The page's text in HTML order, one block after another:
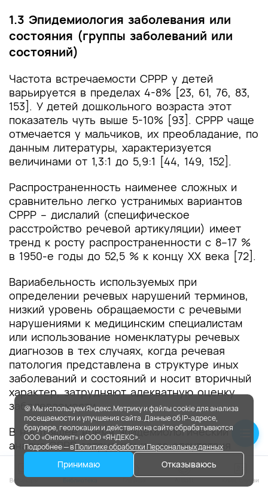
1.3 Эпидемиология заболевания или
состояния (группы заболеваний или
состояний)
Частота встречаемости СРРР у детей
варьируется в пределах 4-8% [23, 61, 76, 83,
153]. У детей дошкольного возраста этот
показатель чуть выше 5-10% [93]. СРРР чаще
отмечается у мальчиков, их преобладание, по
данным литературы, характеризуется
величинами от 1,3:1 до 5,9:1 [44, 149, 152].
Распространенность наименее сложных и
сравнительно легко устранимых вариантов
СРРР – дислалий (специфическое
расстройство речевой артикуляции) имеет
тренд к росту распространенности с 8–17 %
в 1950-е годы до 52,5 % к концу ХХ века [72].
Вариабельность используемых при
определении речевых нарушений терминов,
низкий уровень обращаемости с речевыми
нарушениями к медицинским специалистам
или использование номенклатуры речевых
диагнозов в тех случаях, когда речевая
патология представлена в структуре иных
заболеваний и состояний и носит вторичный
характер, затрудняют адекватную оценку
заболеваемости.
В настоящее время эпидемиологический
анализ СРРР затруднен из-за отсутствия
статистических данных о
распространенности нарушений речи у детей
🍪 Мы используем Яндекс.Метрику и файлы cookie для анализа
посещаемости и улучшения сайта. Данные об IP-адресе,
браузере, геолокации и действиях на сайте обрабатываются
ООО «Онпоинт» и ООО «ЯНДЕКС».
Подробнее — вПолитике обработки Персональных данных
Принимаю Отказываюсь